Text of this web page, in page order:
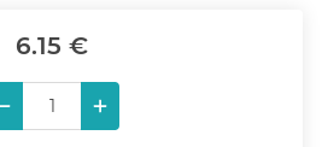
6.15 €